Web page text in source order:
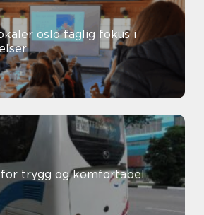
faglig fokus i
for trygg og komfortabel